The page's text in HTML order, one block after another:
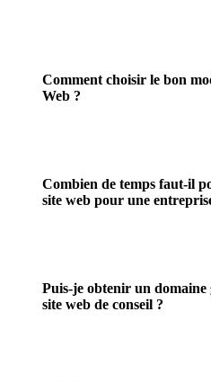
Comment choisir le bon
Web ?
Combien de temps faut-il
site web pour une
Puis-je obtenir un
site web de conseil ?